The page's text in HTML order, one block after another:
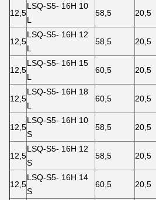
12,5
LSQ-S5- 16H 10
L
58,5 20,5
12,5
LSQ-S5- 16H 12
L
58,5 20,5
12,5
LSQ-S5- 16H 15
L
60,5 20,5
12,5
LSQ-S5- 16H 18
L
60,5 20,5
12,5
LSQ-S5- 16H 10
S
58,5 20,5
12,5
LSQ-S5- 16H 12
S
58,5 20,5
12,5
LSQ-S5- 16H 14
S
60,5 20,5